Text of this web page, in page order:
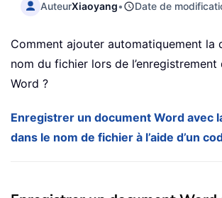
AuteurXiaoyang• Date de
Comment ajouter automatiquement la
nom du fichier lors de l’enregistrement
Word ?
Enregistrer un document Word avec
dans le nom de fichier à l’aide d’un